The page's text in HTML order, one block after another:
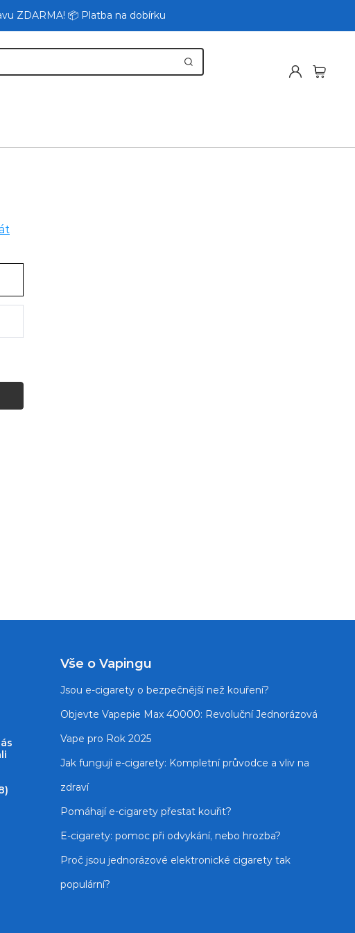
ZDARMA! 📦 Platba na dobírku
Vše o Vapingu
Jsou e‑cigarety o bezpečnější než kouření?
Objevte Vapepie Max 40000: Revoluční Jednorázová
Vape pro Rok 2025
Jak fungují e-cigarety: Kompletní průvodce a vliv na
zdraví
Pomáhají e-cigarety přestat kouřit?
E‑cigarety: pomoc při odvykání, nebo hrozba?
Proč jsou jednorázové elektronické cigarety tak
populární?